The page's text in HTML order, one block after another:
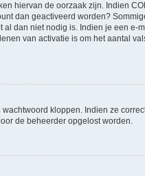
hiervan de oorzaak zijn. Indien
dan geactiveerd worden?
dan niet nodig is. Indien je een
van activatie is om het aantal
kloppen. Indien ze
de beheerder opgelost worden.